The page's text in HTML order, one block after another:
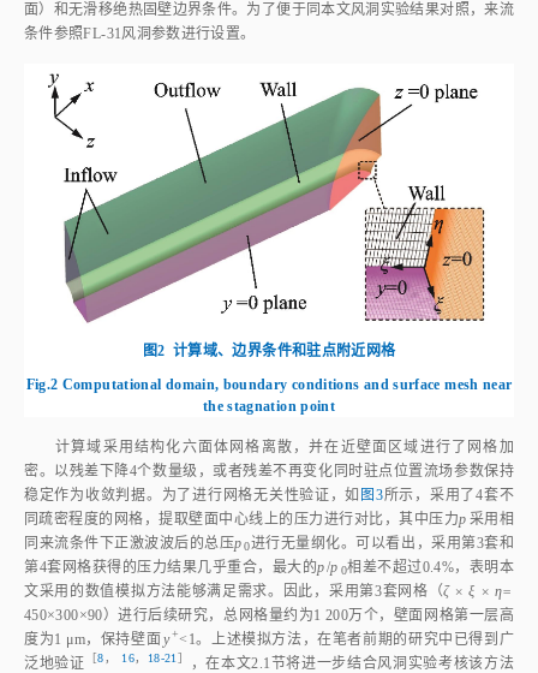
面）和无滑移绝热固壁边界条件。为了便于同本文风洞实验结果对照，来流
条件参照FL‑31风洞参数进行设置。
图2 计算域、边界条件和驻点附近网格
Fig.2 Computational domain, boundary conditions and surface mesh near
the stagnation point
计算域采用结构化六面体网格离散，并在近壁面区域进行了网格加
密。以残差下降4个数量级，或者残差不再变化同时驻点位置流场参数保持
稳定作为收敛判据。为了进行网格无关性验证，如 图3所示，采用了4套不
同疏密程度的网格，提取壁面中心线上的压力进行对比，其中压力p 采用相
同来流条件下正激波波后的总压p 0进行无量纲化。可以看出，采用第3套和
第4套网格获得的压力结果几乎重合，最大的p/p 0相差不超过0.4%，表明本
文采用的数值模拟方法能够满足需求。因此，采用第3套网格（ζ × ξ × η=
450×300×90）进行后续研究，总网格量约为1 200万个，壁面网格第一层高
度为1 μm，保持壁面y+< 1。上述模拟方法，在笔者前期的研究中已得到广
泛地验证 ［8， 16， 18‑21 ］
，在本文2.1节将进一步结合风洞实验考核该方法